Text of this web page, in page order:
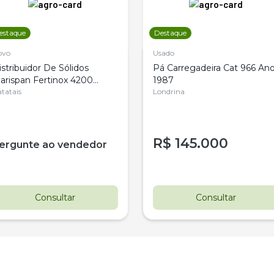
De Sólidos
Fertinox 4200
ao vendedor
Consultar
Destaque
Usado
Pá Carregadeira Cat 966
1987
Londrina
R$ 145.000
Consultar